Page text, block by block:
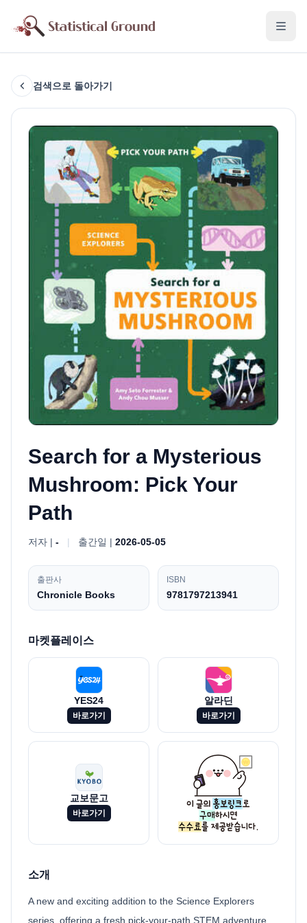
검색으로 돌아가기
Search for a Mysterious
Mushroom: Pick Your
Path
저자 | - | 출간일 | 2026-05-05
출판사
Chronicle Books
ISBN
9781797213941
마켓플레이스
YES24
바로가기
알라딘
바로가기
교보문고
바로가기
소개
A new and exciting addition to the Science Explorers
series, offering a fresh pick-your-path STEM adventure